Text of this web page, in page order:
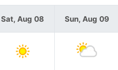
Sat, Aug 08 Sun, Aug 09